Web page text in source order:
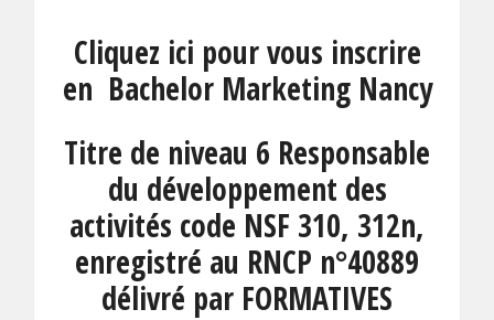
Cliquez ici pour vous inscrire
en Bachelor Marketing Nancy
Titre de niveau 6 Responsable
du développement des
activités code NSF 310, 312n,
enregistré au RNCP n°40889
délivré par FORMATIVES